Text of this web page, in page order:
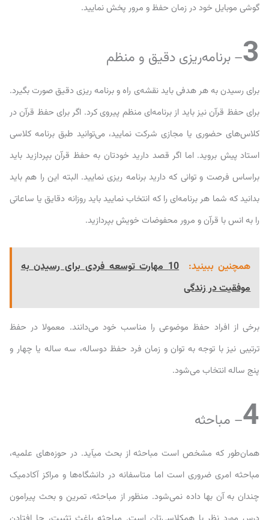
گوشی موبایل خود در زمان حفظ و مرور پخش نمایید.
3– برنامه‌ریزی دقیق و منظم
برای رسیدن به هر هدفی باید نقشه‌ی راه و برنامه ریزی دقیق صورت بگیرد.
برای حفظ قرآن نیز باید از برنامه‌ای منظم پیروی کرد. اگر برای حفظ قرآن در
کلاس‌های حضوری یا مجازی شرکت نمایید، می‌توانید طبق برنامه کلاسی
استاد پیش بروید. اما اگر قصد دارید خودتان به حفظ قرآن بپردازید باید
براساس فرصت و توانی که دارید برنامه ریزی نمایید. البته این را هم باید
بدانید که شما هر برنامه‌ای را که انتخاب نمایید باید روزانه دقایق یا ساعاتی
را به انس با قرآن و مرور محفوضات خویش بپردازید.
همچنین ببینید:
10 مهارت توسعه فردی برای رسیدن به
موفقیت در زندگی
برخی از افراد حفظ موضوعی را مناسب خود می‌دانند. معمولا در حفظ
ترتیبی نیز با توجه به توان و زمان فرد حفظ دوساله، سه ساله یا چهار و
پنج ساله انتخاب می‌شود.
4– مباحثه
همان‌طور که مشخص است مباحثه از بحث می‎آید. در حوزه‌های علمیه،
مباحثه امری ضروری است اما متاسفانه در دانشگاه‌ها و مراکز آکادمیک
چندان به آن بها داده نمی‌شود. منظور از مباحثه، تمرین و بحث پیرامون